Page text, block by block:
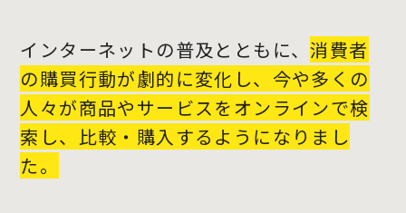
インターネットの普及とともに、消費者
の購買行動が劇的に変化し、今や多くの
人々が商品やサービスをオンラインで検
索し、比較・購入するようになりまし
た。